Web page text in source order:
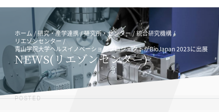
ホーム 研究・産学連携 研究所・センター
統合研究機構
リエゾンセンター
青山学院大学ヘルスイノベーションプロジェクトがBioJapan 2023に出展
NEWS(リエゾンセンター)
POSTED